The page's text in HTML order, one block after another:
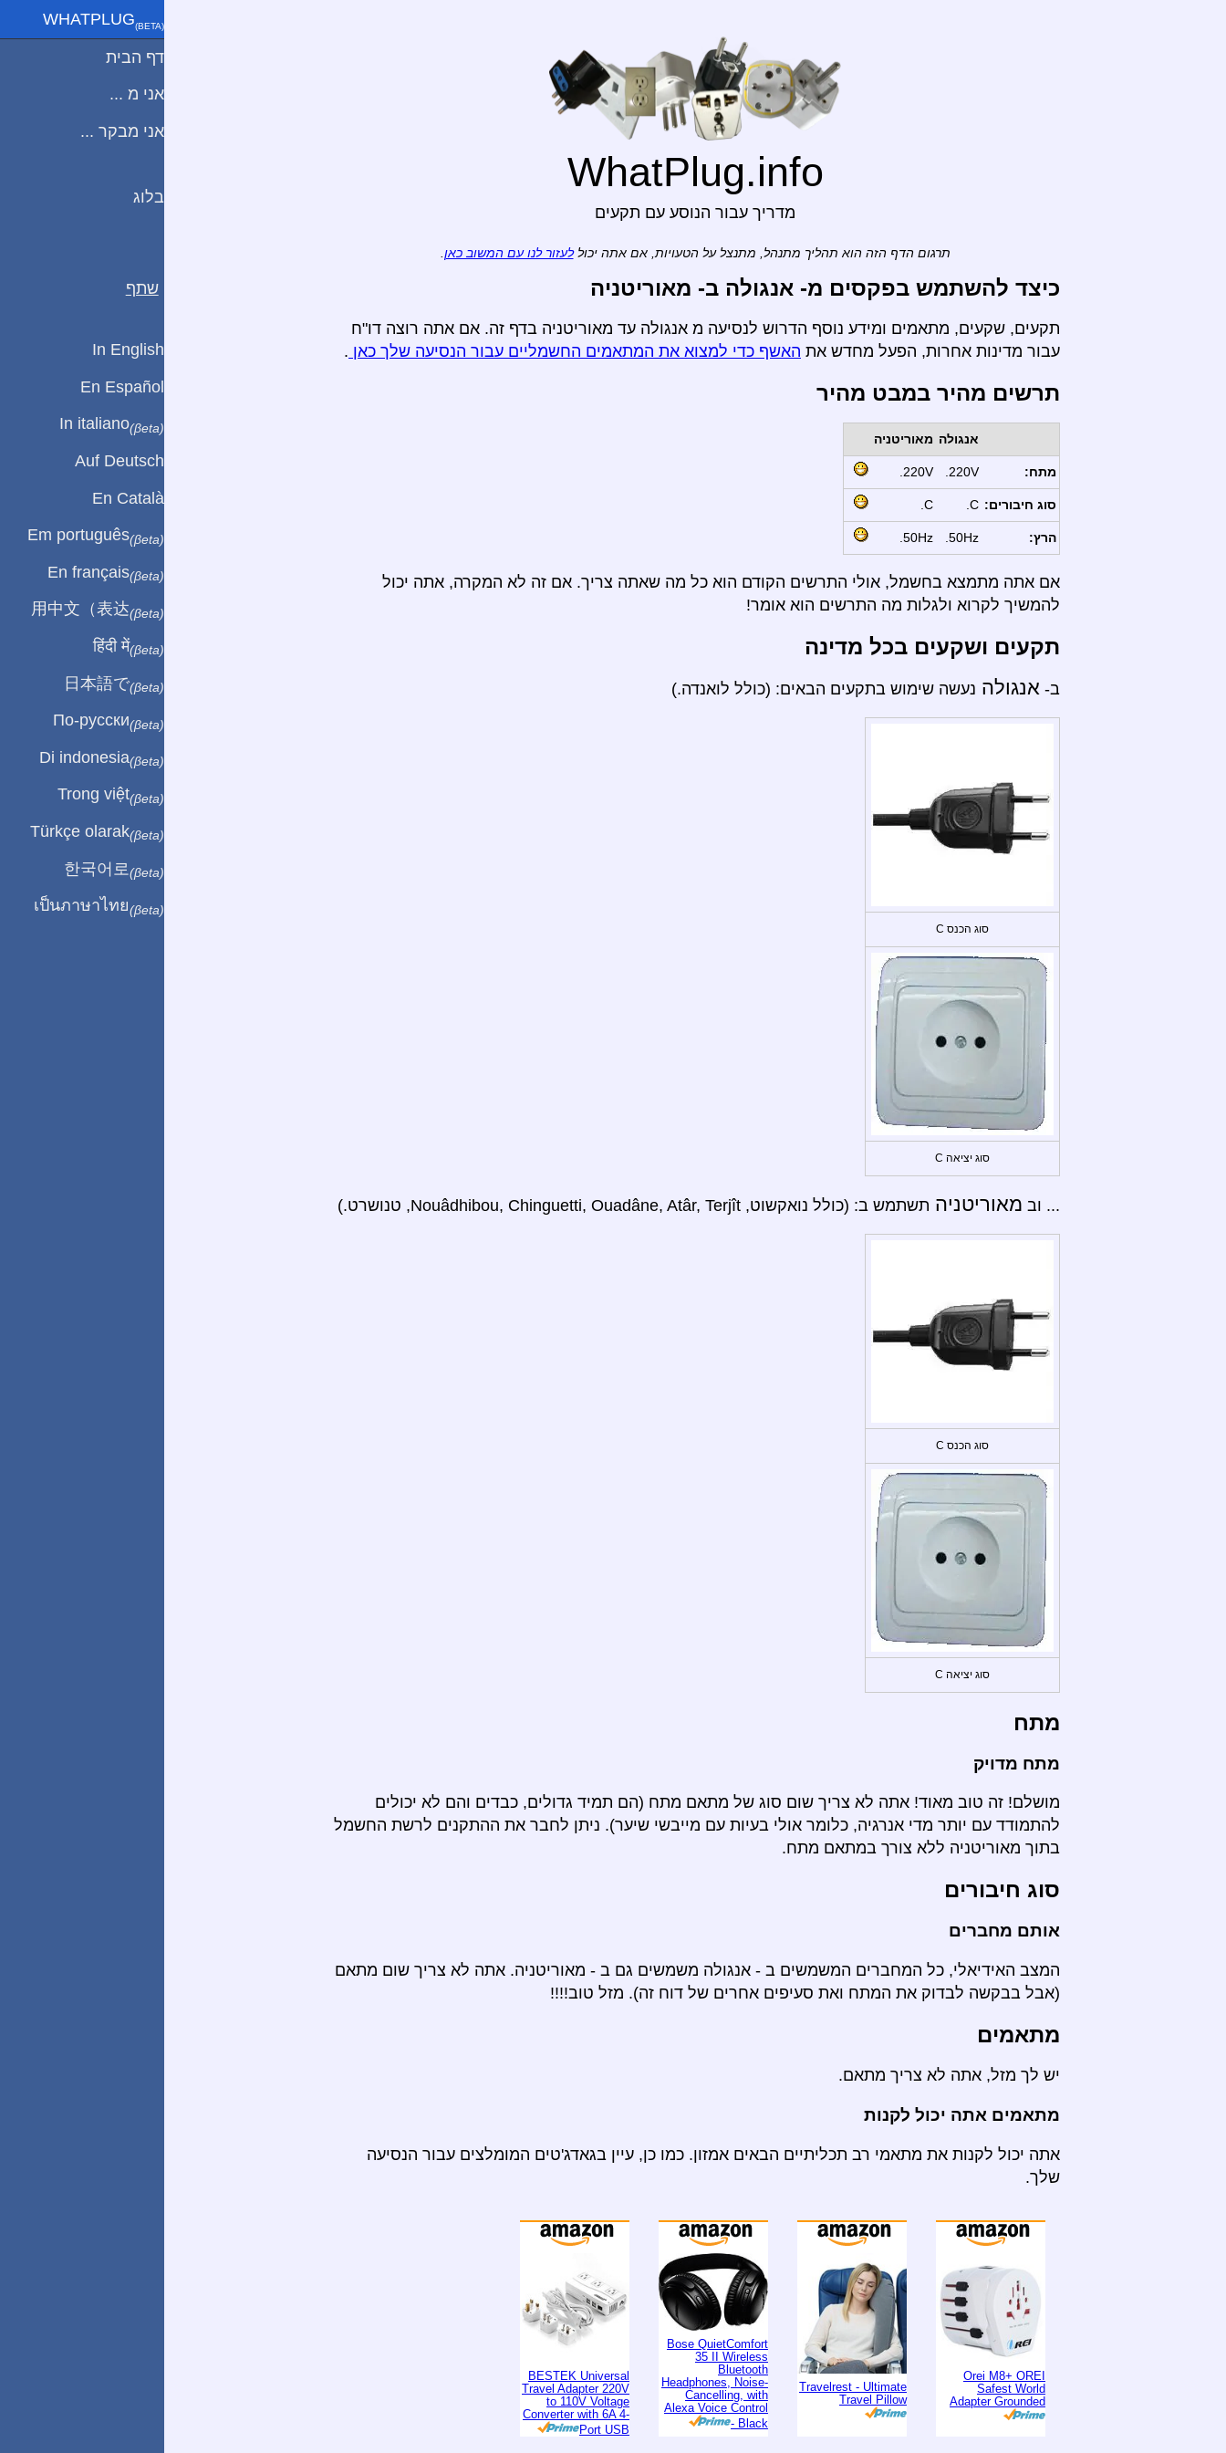
WhatPlug.info
מדריך עבור הנוסע עם תקעים
תרגום הדף הזה הוא תהליך מתנהל, מתנצל על הטעויות, אם אתה יכוללעזור לנו עם המשוב כאן
כיצד להשתמש בפקסים מ- אנגולה ב- מאוריטניה
תקעים, שקעים, מתאמים ומידע נוסף הדרוש לנסיעה מ אנגולה עד מאוריטניה בדף זה. אם אתה רוצה דו"ח
עבור מדינות אחרות, הפעל מחדש את האשף כדי למצוא את המתאמים החשמליים עבור הנסיעה שלך כאן .
תרשים מהיר במבט מהיר
אנגולה מאוריטניה
מתח: 220V.
220V.
סוג חיבורים: C.
C.
הרץ: 50Hz.
50Hz.
אם אתה מתמצא בחשמל, אולי התרשים הקודם הוא כל מה שאתה צריך. אם זה לא המקרה, אתה יכול
להמשיך לקרוא ולגלות מה התרשים הוא אומר!
תקעים ושקעים בכל מדינה
ב- אנגולה נעשה שימוש בתקעים הבאים: (כולל לואנדה.)
סוג הכנס C
סוג יציאה C
... וב מאוריטניה תשתמש ב: (כולל נואקשוט, Nouâdhibou, Chinguetti, Ouadâne, Atâr, Terjît, טנושרט.)
סוג הכנס C
סוג יציאה C
מתח
מתח מדויק
מושלם! זה טוב מאוד! אתה לא צריך שום סוג של מתאם מתח (הם תמיד גדולים, כבדים והם לא יכולים
להתמודד עם יותר מדי אנרגיה, כלומר אולי בעיות עם מייבשי שיער). ניתן לחבר את ההתקנים לרשת החשמל
בתוך מאוריטניה ללא צורך במתאם מתח.
סוג חיבורים
אותם מחברים
המצב האידיאלי, כל המחברים המשמשים ב - אנגולה משמשים גם ב - מאוריטניה. אתה לא צריך שום מתאם
(אבל בבקשה לבדוק את המתח ואת סעיפים אחרים של דוח זה). מזל טוב!!!!
מתאמים
יש לך מזל, אתה לא צריך מתאם.
מתאמים אתה יכול לקנות
אתה יכול לקנות את מתאמי רב תכליתיים הבאים אמזון. כמו כן, עיין בגאדג'טים המומלצים עבור הנסיעה
שלך.
Orei M8+ OREI
Safest World
Adapter Grounded
Travelrest - Ultimate
Travel Pillow
Bose QuietComfort
35 II Wireless
Bluetooth
Headphones, Noise-
Cancelling, with
Alexa Voice Control
- Black
BESTEK Universal
Travel Adapter 220V
to 110V Voltage
Converter with 6A 4-
Port USB
WHATPLUG(ΒETA)
דף הבית
אני מ ...
אני מבקר ...
בלוג
שתף
In English
En Español
In italiano(βeta)
Auf Deutsch
En Català
Em português(βeta)
En français(βeta)
用中文（表达(βeta)
हिंदी में(βeta)
日本語で(βeta)
По-русски(βeta)
Di indonesia(βeta)
Trong việt(βeta)
Türkçe olarak(βeta)
한국어로 (βeta)
เป็นภาษาไทย(βeta)